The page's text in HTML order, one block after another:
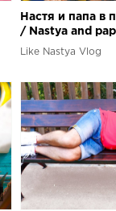
Настя и папа в
/ Nastya and
the amusement
Like Nastya Vlog